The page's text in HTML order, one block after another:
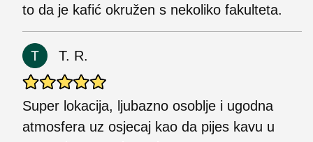
to da je kafić okružen s nekoliko fakulteta.
T. R.
Super lokacija, ljubazno osoblje i ugodna
atmosfera uz osjecaj kao da pijes kavu u